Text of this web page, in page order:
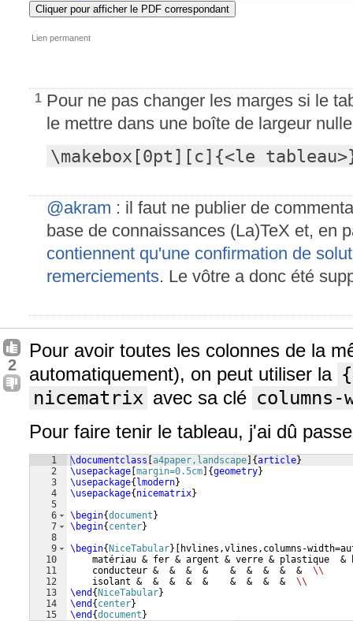
Cliquer pour afficher le PDF correspondant
Lien permanent
1 Pour ne pas changer les marges si le
le mettre dans une boîte de largeur
\makebox[0pt][c]{<le
@akram : il faut ne publier de
base de connaissances (La)TeX et, en
contiennent qu'une confirmation de
remerciements. Le vôtre a donc été
2
Pour avoir toutes les colonnes de la
automatiquement), on peut utiliser la
nicematrix avec sa clé
Pour faire tenir le tableau, j'ai dû
1
2
3
4
5
6
7
8
9
10
11
12
13
14
15
\documentclass a4paper,landscape {article}
\usepackage margin=0.5cm {geometry}
\usepackage{ lmodern}
\usepackage{ nicematrix}
\begin{document }
\begin{ center}
\begin{ NiceTabular}
hvlines,vlines,columns-
matériau & fer & argent & verre & plastique
    conducteur &  &  &  &    &  &  &  &  &
\\
    isolant &  &  &  &  &    &  &  &  &
\\
\end { NiceTabular}
\end { center}
\end {document }